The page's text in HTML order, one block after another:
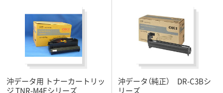
沖データ用 トナーカートリッ
ジ TNR-M4Eシリーズ
沖データ（純正） DR-C3Bシ
リーズ